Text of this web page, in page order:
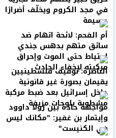
في مجد الكروم ويخلّف أضرارًا
جسيمة
أم الفحم: لائحة اتهام ضد
سائق متهم بدهس جندي
احتياط حتى الموت وإحراق
مركبته لإخفاء الحادث
الناصرة: توقيف فلسطينيين
يقيمان بصورة غير قانونية
داخل إسرائيل بعد ضبط مركبة
مشطوبة بلوحات مزيفة
مواجهة حادة بين رولا داوود
وإيتمار بن غفير: "مكانك ليس
في الكنيست"